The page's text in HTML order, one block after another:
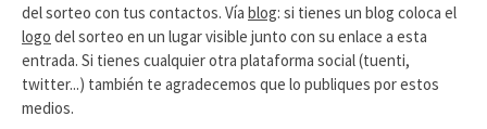
del sorteo con tus contactos. Vía blog: si tienes un blog coloca el
logo del sorteo en un lugar visible junto con su enlace a esta
entrada. Si tienes cualquier otra plataforma social (tuenti,
twitter...) también te agradecemos que lo publiques por estos
medios.